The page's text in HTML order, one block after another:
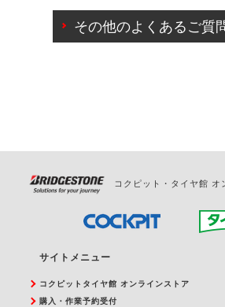
ご来店予約日の3営業日前を過ぎて
の日時変更につきましては、直接
その他のよくあるご質
コクピット・タイヤ館 オ
サイトメニュー
コクピットタイヤ館 オンラインストア
購入・作業予約受付